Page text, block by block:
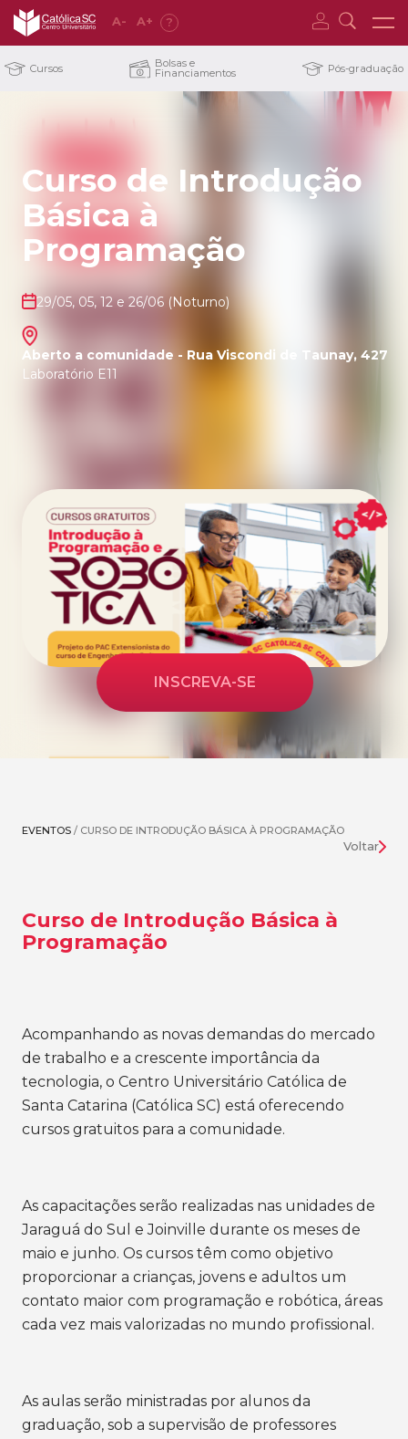
A- A+ ?
Cursos Bolsas e
Financiamentos Pós-graduação
INSCREVA-SE
Curso de Introdução
Básica à
Programação
29/05, 05, 12 e 26/06 (Noturno)
Aberto a comunidade - Rua Viscondi de Taunay, 427
Laboratório E11
EVENTOS / CURSO DE INTRODUÇÃO BÁSICA À PROGRAMAÇÃO
Voltar
Curso de Introdução Básica à
Programação
Acompanhando as novas demandas do mercado
de trabalho e a crescente importância da
tecnologia, o Centro Universitário Católica de
Santa Catarina (Católica SC) está oferecendo
cursos gratuitos para a comunidade.
As capacitações serão realizadas nas unidades de
Jaraguá do Sul e Joinville durante os meses de
maio e junho. Os cursos têm como objetivo
proporcionar a crianças, jovens e adultos um
contato maior com programação e robótica, áreas
cada vez mais valorizadas no mundo profissional.
As aulas serão ministradas por alunos da
graduação, sob a supervisão de professores